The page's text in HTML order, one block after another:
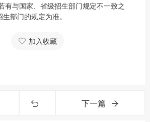
有与国家、省级招生部门规定不一致之
招生部门的规定为准。
加入收藏
下一篇